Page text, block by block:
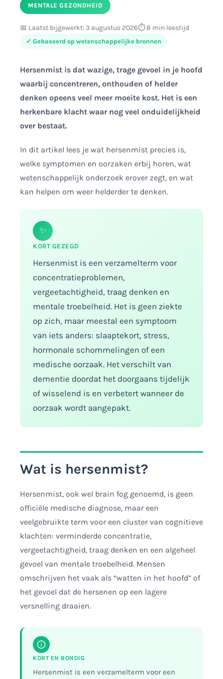
Tot slot
MENTALE GEZONDHEID
📅 Laatst bijgewerkt: 3 augustus 2026⏱️ 8 min leestijd
✓ Gebaseerd op wetenschappelijke bronnen
Hersenmist is dat wazige, trage gevoel in je hoofd
waarbij concentreren, onthouden of helder
denken opeens veel meer moeite kost. Het is een
herkenbare klacht waar nog veel onduidelijkheid
over bestaat.
In dit artikel lees je wat hersenmist precies is,
welke symptomen en oorzaken erbij horen, wat
wetenschappelijk onderzoek erover zegt, en wat
kan helpen om weer helderder te denken.
✨
KORT GEZEGD
Hersenmist is een verzamelterm voor
concentratieproblemen,
vergeetachtigheid, traag denken en
mentale troebelheid. Het is geen ziekte
op zich, maar meestal een symptoom
van iets anders: slaaptekort, stress,
hormonale schommelingen of een
medische oorzaak. Het verschilt van
dementie doordat het doorgaans tijdelijk
of wisselend is en verbetert wanneer de
oorzaak wordt aangepakt.
Wat is hersenmist?
Hersenmist, ook wel brain fog genoemd, is geen
officiële medische diagnose, maar een
veelgebruikte term voor een cluster van cognitieve
klachten: verminderde concentratie,
vergeetachtigheid, traag denken en een algeheel
gevoel van mentale troebelheid. Mensen
omschrijven het vaak als “watten in het hoofd” of
het gevoel dat de hersenen op een lagere
versnelling draaien.
KORT EN BONDIG
Hersenmist is een verzamelterm voor een